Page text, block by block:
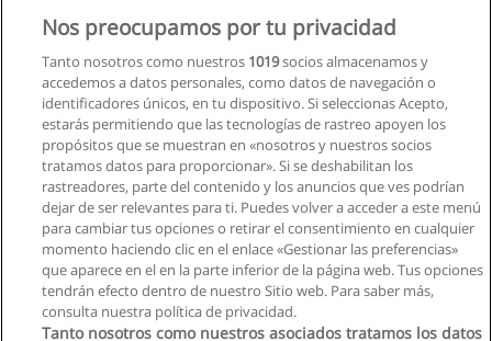
PROYECTOS MEDIANTE MS PROJECT
Solicita información
AUDITORÍA GUBERNAMENTAL Y AMBIENTAL
EN PROYECTOS DE CONSTRUCCIÓN
Cámara de la Construcción
Solicita información
Nos preocupamos por tu privacidad
Tanto nosotros como nuestros 1019socios almacenamos y
accedemos a datos personales, como datos de navegación o
identificadores únicos, en tu dispositivo. Si seleccionas Acepto,
estarás permitiendo que las tecnologías de rastreo apoyen los
propósitos que se muestran en «nosotros y nuestros socios
tratamos datos para proporcionar». Si se deshabilitan los
rastreadores, parte del contenido y los anuncios que ves podrían
dejar de ser relevantes para ti. Puedes volver a acceder a este menú
para cambiar tus opciones o retirar el consentimiento en cualquier
momento haciendo clic en el enlace «Gestionar las preferencias»
que aparece en el en la parte inferior de la página web. Tus opciones
tendrán efecto dentro de nuestro Sitio web. Para saber más,
consulta nuestra política de privacidad.
Tanto nosotros como nuestros asociados tratamos los datos